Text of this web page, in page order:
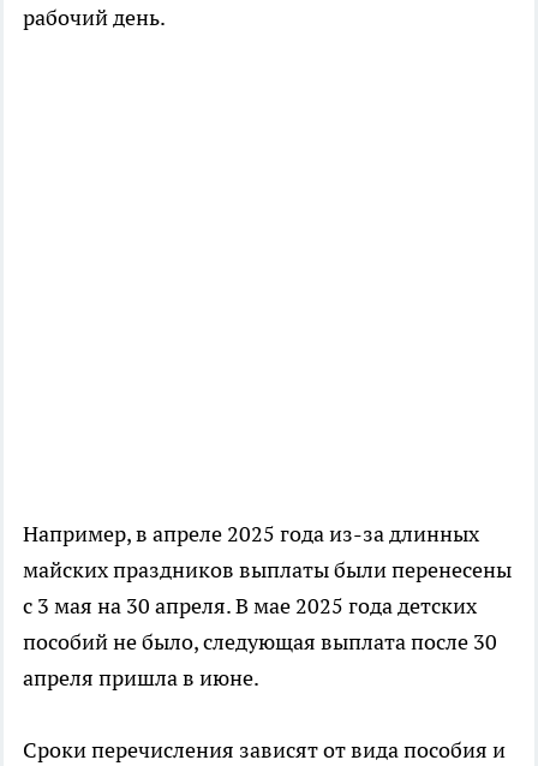
рабочий день.
Например, в апреле 2025 года из-за длинных
майских праздников выплаты были перенесены
с 3 мая на 30 апреля. В мае 2025 года детских
пособий не было, следующая выплата после 30
апреля пришла в июне.
Сроки перечисления зависят от вида пособия и